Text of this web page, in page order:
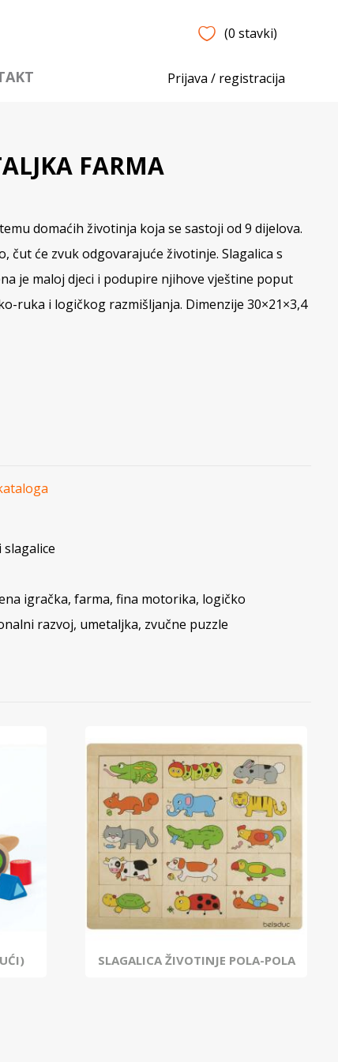
(0 stavki)
Prijava / registracija
FARMA
domaćih životinja koja se sastoji od 9 dijelova.
čut će zvuk odgovarajuće životinje. Slagalica s
je maloj djeci i podupire njihove vještine poput
ruka i logičkog razmišljanja. Dimenzije 30×21×3,4
igračka, farma, fina motorika, logičko
razvoj, umetaljka, zvučne puzzle
SLAGALICA ŽIVOTINJE POLA-POLA